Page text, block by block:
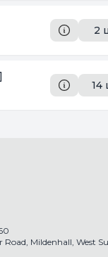
2
14
Road, Mildenhall, West